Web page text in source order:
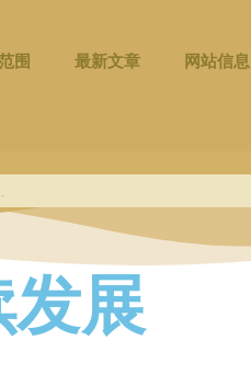
围 最新文章 网站信息
展